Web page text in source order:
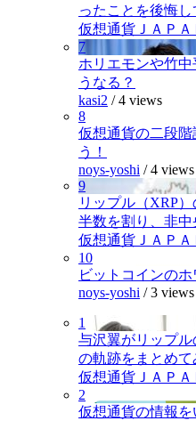
ったことを後悔し
仮想通貨ＪＡＰＡ
7
ホリエモンや竹
うなる？
kasi2 /4 views
8
仮想通貨の二段
う！
noys-yoshi /4 views
9
リップル（XRP
半数を割り、非中
仮想通貨ＪＡＰＡ
10
ビットコインの
noys-yoshi /3 views
1
与沢翼がリップ
の軌跡をまとめて
仮想通貨ＪＡＰＡ
2
仮想通貨の情報